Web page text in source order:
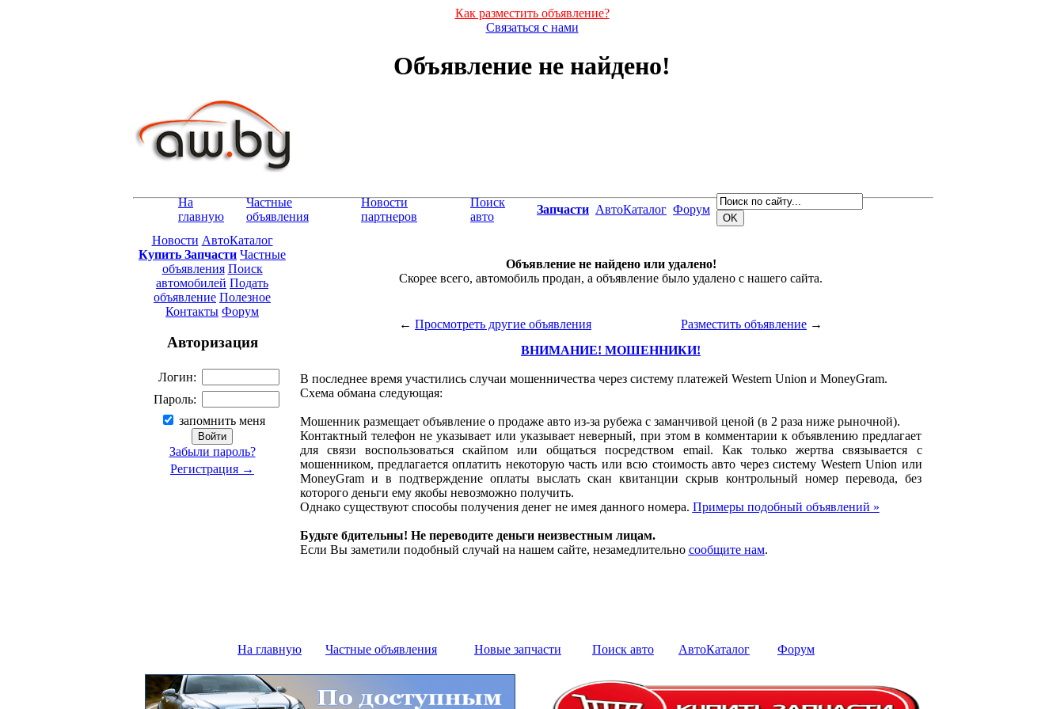
Как разместить объявление?
Связаться с нами
Объявление не найдено!
На
главную
Частные
объявления
Новости
партнеров
Поиск
авто
Запчасти АвтоКаталог Форум
Новости АвтоКаталог
Купить Запчасти Частные
объявления Поиск
автомобилей Подать
объявление Полезное
Контакты Форум
Авторизация
Логин:
Пароль:
запомнить меня
Забыли пароль?
Регистрация →
Объявление не найдено или удалено!
Скорее всего, автомобиль продан, а объявление было удалено с нашего сайта.
← Просмотреть другие объявления Разместить объявление →
ВНИМАНИЕ! МОШЕННИКИ!
В последнее время участились случаи мошенничества через систему платежей Western Union и MoneyGram.
Схема обмана следующая:
Мошенник размещает объявление о продаже авто из-за рубежа с заманчивой ценой (в 2 раза ниже рыночной).
Контактный телефон не указывает или указывает неверный, при этом в комментарии к объявлению предлагает
для связи воспользоваться скайпом или общаться посредством email. Как только жертва связывается с
мошенником, предлагается оплатить некоторую часть или всю стоимость авто через систему Western Union или
MoneyGram и в подтверждение оплаты выслать скан квитанции скрыв контрольный номер перевода, без
которого деньги ему якобы невозможно получить.
Однако существуют способы получения денег не имея данного номера. Примеры подобный объявлений »
Будьте бдительны! Не переводите деньги неизвестным лицам.
Если Вы заметили подобный случай на нашем сайте, незамедлительно сообщите нам.
На главную Частные объявления Новые запчасти Поиск авто АвтоКаталог Форум